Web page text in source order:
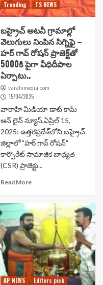
Trending
TS NEWS
బహ్రైచ్ అటవీ గ్రామాల్లో
వెలుగులు నింపిన సిగ్నిఫై –
హర్ గావ్ రోషన్ ప్రాజెక్ట్‌తో
5000కి పైగా వీధిదీపాల
ఏర్పాటు..
varahimedia.com
15/04/2025
వారాహి మీడియా డాట్ కామ్
ఆన్ లైన్ న్యూస్,ఏప్రిల్ 15,
2025: ఉత్తరప్రదేశ్‌లోని బహ్రైచ్
జిల్లాలో "హర్ గావ్ రోషన్"
కార్పొరేట్ సామాజిక బాధ్యత
(CSR) ప్రాజెక్టు...
Read More
AP NEWS
Editors pick